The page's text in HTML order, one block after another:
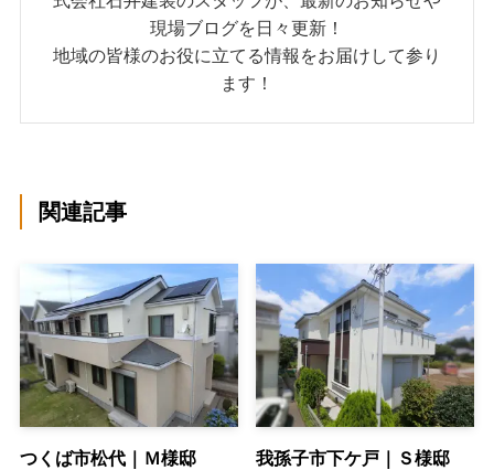
現場ブログを日々更新！
地域の皆様のお役に立てる情報をお届けして参り
ます！
関連記事
つくば市松代｜Ｍ様邸 我孫子市下ケ戸｜Ｓ様邸